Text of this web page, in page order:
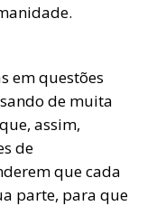
em questões
de muita
assim,
de
que cada
parte, para que